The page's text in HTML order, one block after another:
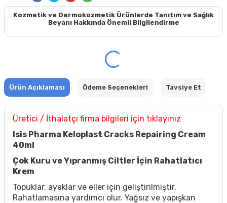
Kozmetik ve Dermokozmetik Ürünlerde Tanıtım ve Sağlık
Beyanı Hakkında Önemli Bilgilendirme
Ürün Açıklaması Ödeme Seçenekleri Tavsiye Et
Üretici / İthalatçı firma bilgileri için tıklayınız
Isis Pharma Keloplast Cracks Repairing Cream
40ml
Çok Kuru ve Yıpranmış Ciltler İçin Rahatlatıcı
Krem
Topuklar, ayaklar ve eller için geliştirilmiştir.
Rahatlamasına yardımcı olur. Yağsız ve yapışkan